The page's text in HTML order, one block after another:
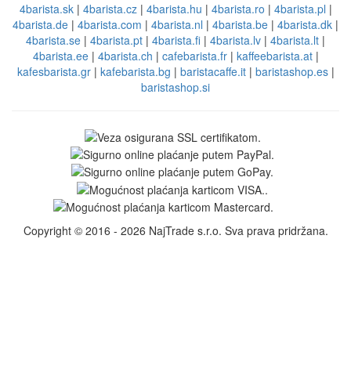
4barista.sk| 4barista.cz| 4barista.hu | 4barista.ro | 4barista.pl |
4barista.de | 4barista.com | 4barista.nl | 4barista.be | 4barista.dk |
4barista.se | 4barista.pt | 4barista.fi | 4barista.lv | 4barista.lt |
4barista.ee| 4barista.ch | cafebarista.fr| kaffeebarista.at|
kafesbarista.gr| kafebarista.bg | baristacaffe.it| baristashop.es|
baristashop.si
Copyright © 2016 - 2026 NajTrade s.r.o. Sva prava pridržana.